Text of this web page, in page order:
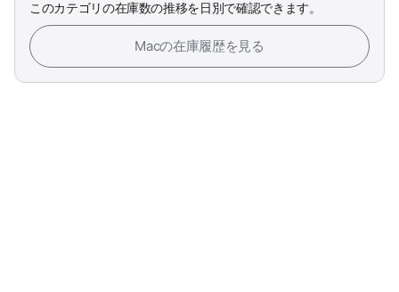
このカテゴリの在庫数の推移を日別で確認できます。
Macの在庫履歴を見る